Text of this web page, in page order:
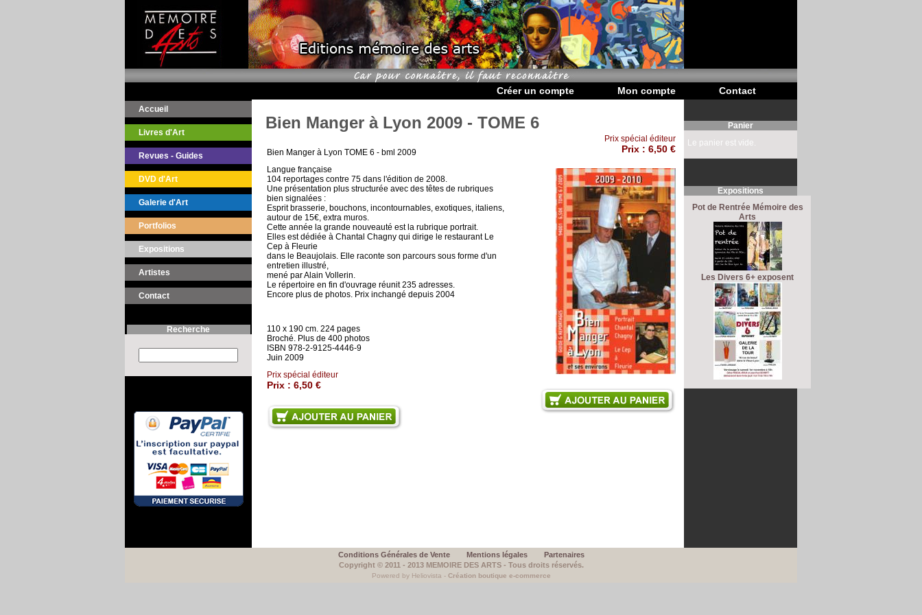
Créer un compte Mon compte Contact
Accueil
Livres d'Art
Revues - Guides
DVD d'Art
Galerie d'Art
Portfolios
Expositions
Artistes
Contact
Recherche
Bien Manger à Lyon 2009 - TOME 6
Bien Manger à Lyon TOME 6 - bml 2009
Langue française
104 reportages contre 75 dans l'édition de 2008.
Une présentation plus structurée avec des têtes de rubriques
bien signalées :
Esprit brasserie, bouchons, incontournables, exotiques, italiens,
autour de 15€, extra muros.
Cette année la grande nouveauté est la rubrique portrait.
Elles est dédiée à Chantal Chagny qui dirige le restaurant Le
Cep à Fleurie
dans le Beaujolais. Elle raconte son parcours sous forme d'un
entretien illustré,
mené par Alain Vollerin.
Le répertoire en fin d'ouvrage réunit 235 adresses.
Encore plus de photos. Prix inchangé depuis 2004
110 x 190 cm. 224 pages
Broché. Plus de 400 photos
ISBN 978-2-9125-4446-9
Juin 2009
Prix spécial éditeur
Prix : 6,50 €
Prix spécial éditeur
Prix : 6,50 €
Panier
Le panier est vide.
Expositions
Pot de Rentrée Mémoire des
Arts
Les Divers 6+ exposent
Conditions Générales de Vente Mentions légales
Partenaires
Copyright © 2011 - 2013 MEMOIRE DES ARTS - Tous droits réservés.
Powered by Heliovista - Création boutique e-commerce